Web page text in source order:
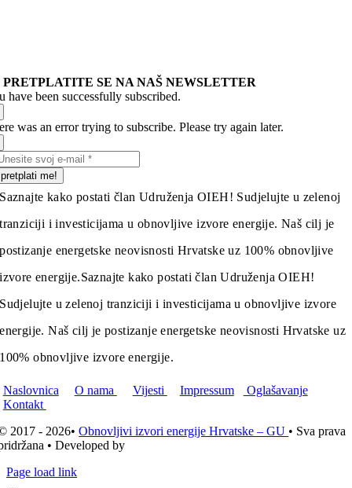
PRETPLATITE SE NA NAŠ NEWSLETTER
have been successfully subscribed.
was an error trying to subscribe. Please try again later.
pretplati me!
Saznajte kako postati član Udruženja OIEH! Sudjelujte u zelenoj
tranziciji i investicijama u obnovljive izvore energije. Naš cilj je
postizanje energetske neovisnosti Hrvatske uz 100% obnovljive
izvore energije.Saznajte kako postati član Udruženja OIEH!
Sudjelujte u zelenoj tranziciji i investicijama u obnovljive izvore
energije. Naš cilj je postizanje energetske neovisnosti Hrvatske uz
100% obnovljive izvore energije.
Naslovnica O nama Vijesti Impressum
Oglašavanje
Kontakt
2017 - 2026•Obnovljivi izvori energije Hrvatske – GU • Sva prava
• Developed by
Page load link